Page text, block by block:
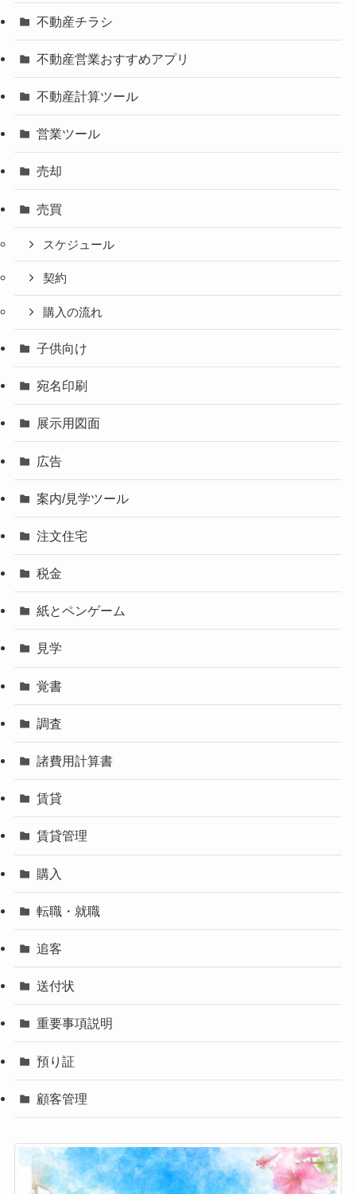
不動産チラシ
不動産営業おすすめアプリ
不動産計算ツール
営業ツール
売却
売買
スケジュール
契約
購入の流れ
子供向け
宛名印刷
展示用図面
広告
案内/見学ツール
注文住宅
税金
紙とペンゲーム
見学
覚書
調査
諸費用計算書
賃貸
賃貸管理
購入
転職・就職
追客
送付状
重要事項説明
預り証
顧客管理